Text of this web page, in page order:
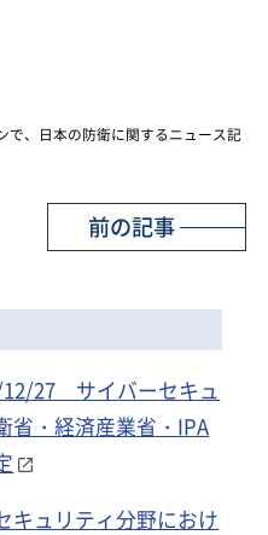
、日本の防衛に関するニュース記
前の記事
12/27 サイバーセキュ
省・経済産業省・IPA
キュリティ分野におけ